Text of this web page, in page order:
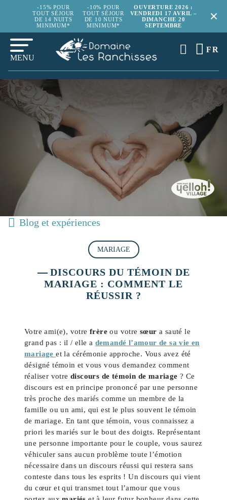
-15% POUR
TOUT SÉJOUR
DE 14 NUITS
MINIMUM*
-10% POUR
TOUT SÉJOUR
DE 10 NUITS
MINIMUM*
OUVERTURE 2026 :
VENDREDI 17 AVRIL –
DIMANCHE 20
SEPTEMBRE
MENU
FR
Blog et expériences
MARIAGE
DISCOURS DU TÉMOIN DE
MARIAGE : COMMENT LE
RÉUSSIR ?
Votre ami(e), votre frère ou votresœura sauté le
grand pas : il / elle a demandé l’amour de sa vie en
mariageet la cérémonie approche. Vous avez été
désigné témoin et vous vous demandez comment
réaliser votrediscours de témoin de mariage ? Ce
discours est en principe prononcé par une personne
très proche des mariés comme un membre de la
famille ou un ami, qui est le plus souvent le témoin
de mariage. En tant que témoin, vous connaissez a
priori les mariés sur le bout des doigts. Représentant
une personne importante pour le couple, vous saurez
véhiculer sans aucun problème toute l’émotion
nécessaire dans un discours réussi qui restera sans
conteste dans tous les esprits ! Un discours qui vient
du cœur et qui transmet tout l’amour que vous